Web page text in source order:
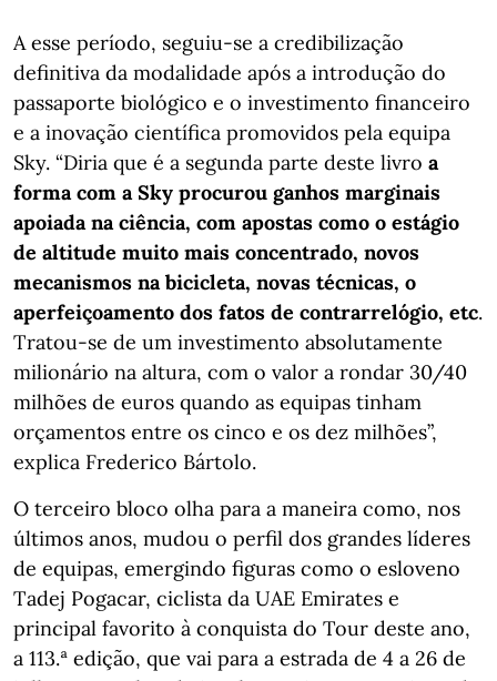
A esse período, seguiu-se a credibilização
definitiva da modalidade após a introdução do
passaporte biológico e o investimento financeiro
e a inovação científica promovidos pela equipa
Sky. “Diria que é a segunda parte deste livro a
forma com a Sky procurou ganhos marginais
apoiada na ciência, com apostas como o estágio
de altitude muito mais concentrado, novos
mecanismos na bicicleta, novas técnicas, o
aperfeiçoamento dos fatos de contrarrelógio, etc.
Tratou-se de um investimento absolutamente
milionário na altura, com o valor a rondar 30/40
milhões de euros quando as equipas tinham
orçamentos entre os cinco e os dez milhões”,
explica Frederico Bártolo.
O terceiro bloco olha para a maneira como, nos
últimos anos, mudou o perfil dos grandes líderes
de equipas, emergindo figuras como o esloveno
Tadej Pogacar, ciclista da UAE Emirates e
principal favorito à conquista do Tour deste ano,
a 113.ª edição, que vai para a estrada de 4 a 26 de